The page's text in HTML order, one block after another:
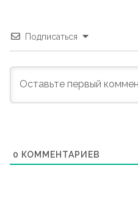
Подписаться
0 КОММЕНТАРИЕВ